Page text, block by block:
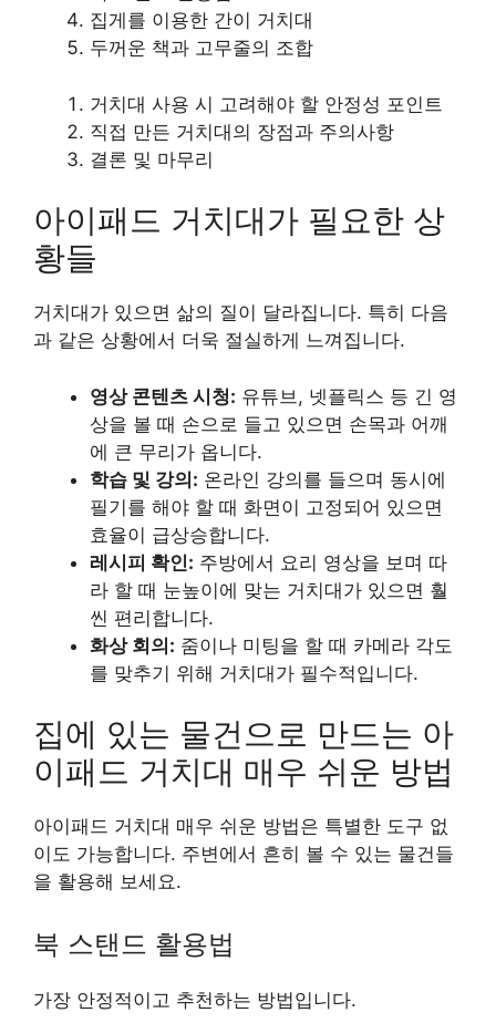
집게를 이용한 간이 거치대
두꺼운 책과 고무줄의 조합
거치대 사용 시 고려해야 할 안정성 포인트
직접 만든 거치대의 장점과 주의사항
결론 및 마무리
아이패드 거치대가 필요한 상
황들
거치대가 있으면 삶의 질이 달라집니다. 특히 다음
과 같은 상황에서 더욱 절실하게 느껴집니다.
영상 콘텐츠 시청: 유튜브, 넷플릭스 등 긴 영
상을 볼 때 손으로 들고 있으면 손목과 어깨
에 큰 무리가 옵니다.
학습 및 강의: 온라인 강의를 들으며 동시에
필기를 해야 할 때 화면이 고정되어 있으면
효율이 급상승합니다.
레시피 확인: 주방에서 요리 영상을 보며 따
라 할 때 눈높이에 맞는 거치대가 있으면 훨
씬 편리합니다.
화상 회의: 줌이나 미팅을 할 때 카메라 각도
를 맞추기 위해 거치대가 필수적입니다.
집에 있는 물건으로 만드는 아
이패드 거치대 매우 쉬운 방법
아이패드 거치대 매우 쉬운 방법은 특별한 도구 없
이도 가능합니다. 주변에서 흔히 볼 수 있는 물건들
을 활용해 보세요.
북 스탠드 활용법
가장 안정적이고 추천하는 방법입니다.